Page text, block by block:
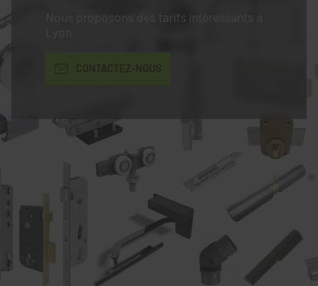
Nous proposons des tarifs intéressants à
CONTACTEZ-NOUS